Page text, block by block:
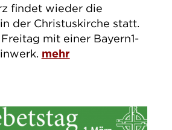
findet wieder die
der Christuskirche statt.
mit einer Bayern1-
mehr